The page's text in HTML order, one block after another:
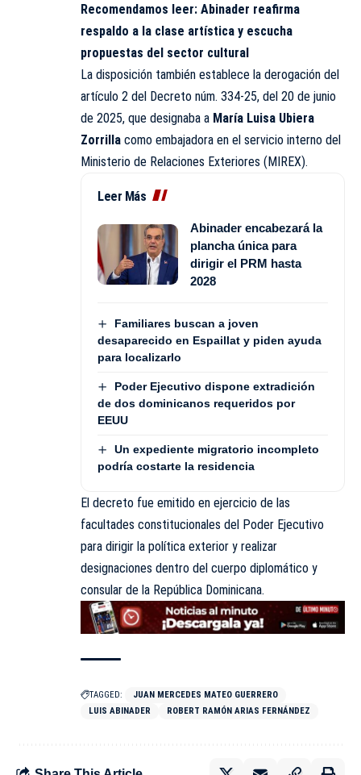
Recomendamos leer: Abinader reafirma
respaldo a la clase artística y escucha
propuestas del sector cultural
La disposición también establece la derogación del
artículo 2 del Decreto núm. 334-25, del 20 de junio
de 2025, que designaba a María Luisa Ubiera
Zorrilla como embajadora en el servicio interno del
Ministerio de Relaciones Exteriores (MIREX).
Leer Más
Abinader encabezará la
plancha única para
dirigir el PRM hasta
2028
Familiares buscan a joven
desaparecido en Espaillat y piden ayuda
para localizarlo
Poder Ejecutivo dispone extradición
de dos dominicanos requeridos por
EEUU
Un expediente migratorio incompleto
podría costarte la residencia
El decreto fue emitido en ejercicio de las
facultades constitucionales del Poder Ejecutivo
para dirigir la política exterior y realizar
designaciones dentro del cuerpo diplomático y
consular de la República Dominicana.
TAGGED:
JUAN MERCEDES MATEO GUERRERO
LUIS ABINADER
ROBERT RAMÓN ARIAS FERNÁNDEZ